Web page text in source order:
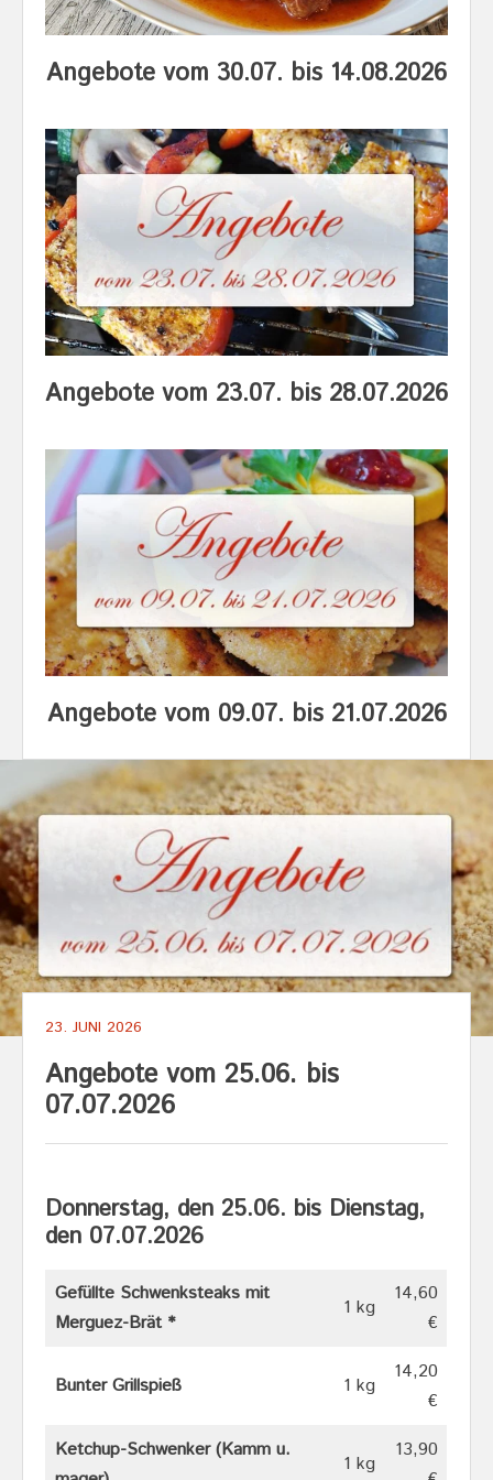
Angebote vom 30.07. bis 14.08.2026
Angebote vom 23.07. bis 28.07.2026
Angebote vom 09.07. bis 21.07.2026
23. JUNI 2026
Angebote vom 25.06. bis
07.07.2026
Donnerstag, den 25.06. bis Dienstag,
den 07.07.2026
Gefüllte Schwenksteaks mit
Merguez-Brät *
1 kg
14,60
€
Bunter Grillspieß 1 kg
14,20
€
Ketchup-Schwenker (Kamm u.
1 kg
13,90